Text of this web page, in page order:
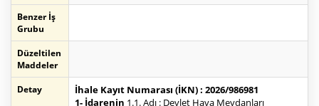
Benzer İş
Grubu
Düzeltilen
Maddeler
Detay
İhale Kayıt Numarası (İKN) : 2026/986981
1- İdarenin 1.1. Adı : Devlet Hava Meydanları